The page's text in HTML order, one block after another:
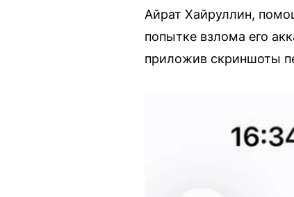
Айрат Хайруллин,
попытке взлома его
приложив скриншоты